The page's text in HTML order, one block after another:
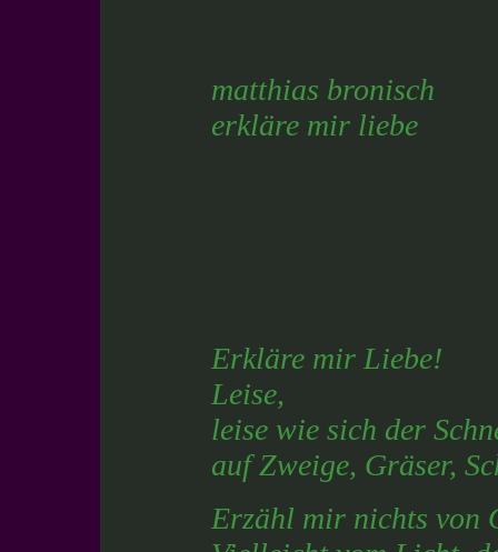
matthias bronisch
erkläre mir liebe
Erkläre mir Liebe!
Leise,
leise wie sich der
auf Zweige, Gräser,
Erzähl mir nichts von